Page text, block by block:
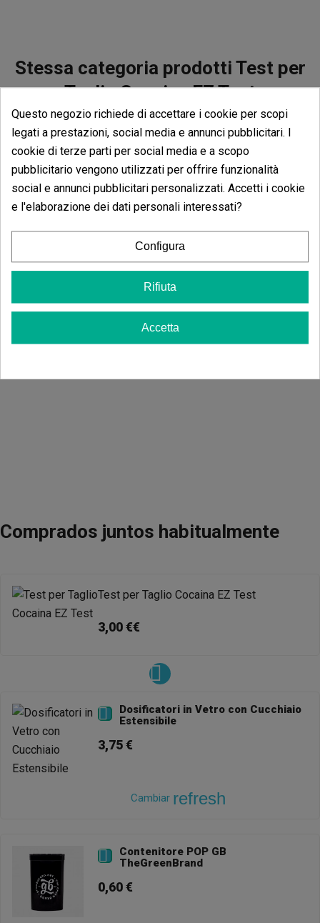
Stessa categoria prodotti Test per
Taglio Cocaina EZ Test
Test Per Ecstasy EZ Test
3,00 €
Aggiungi al carrello
Test Di
6,50 €
Comprados juntos habitualmente
Test per Taglio Cocaina EZ Test
3,00 €€

Dosificatori in Vetro con Cucchiaio
Estensibile
3,75 €
Cambiar refresh

Contenitore POP GB
TheGreenBrand
0,60 €
Questo negozio richiede di accettare i cookie per scopi
legati a prestazioni, social media e annunci pubblicitari. I
cookie di terze parti per social media e a scopo
pubblicitario vengono utilizzati per offrire funzionalità
social e annunci pubblicitari personalizzati. Accetti i cookie
e l'elaborazione dei dati personali interessati?
Configura
Rifiuta
Accetta